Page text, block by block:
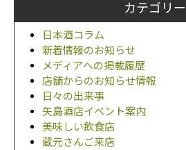
カテゴリー
日本酒コラム
新着情報のお知らせ
メディアへの掲載履歴
店舗からのお知らせ情報
日々の出来事
矢島酒店イベント案内
美味しい飲食店
蔵元さんご来店